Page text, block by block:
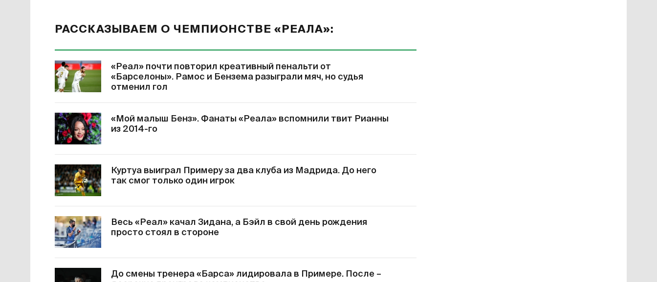
РАССКАЗЫВАЕМ О ЧЕМПИОНСТВЕ «РЕАЛА»:
«Реал» почти повторил креативный пенальти от
«Барселоны». Рамос и Бензема разыграли мяч, но судья
отменил гол
«Мой малыш Бенз». Фанаты «Реала» вспомнили твит Рианны
из 2014-го
Куртуа выиграл Примеру за два клуба из Мадрида. До него
так смог только один игрок
Весь «Реал» качал Зидана, а Бэйл в свой день рождения
просто стоял в стороне
До смены тренера «Барса» лидировала в Примере. После –